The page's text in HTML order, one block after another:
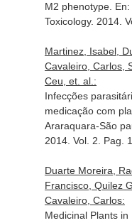
M2 phenotype.
Toxicology. 2014.
Martinez, Isabel,
Cavaleiro, Carlos,
Ceu, et. al.:
Infecções
medicação com
Araraquara-São
2014. Vol. 2. Pag.
Duarte Moreira,
Francisco, Quilez
Cavaleiro, Carlos:
Medicinal Plants